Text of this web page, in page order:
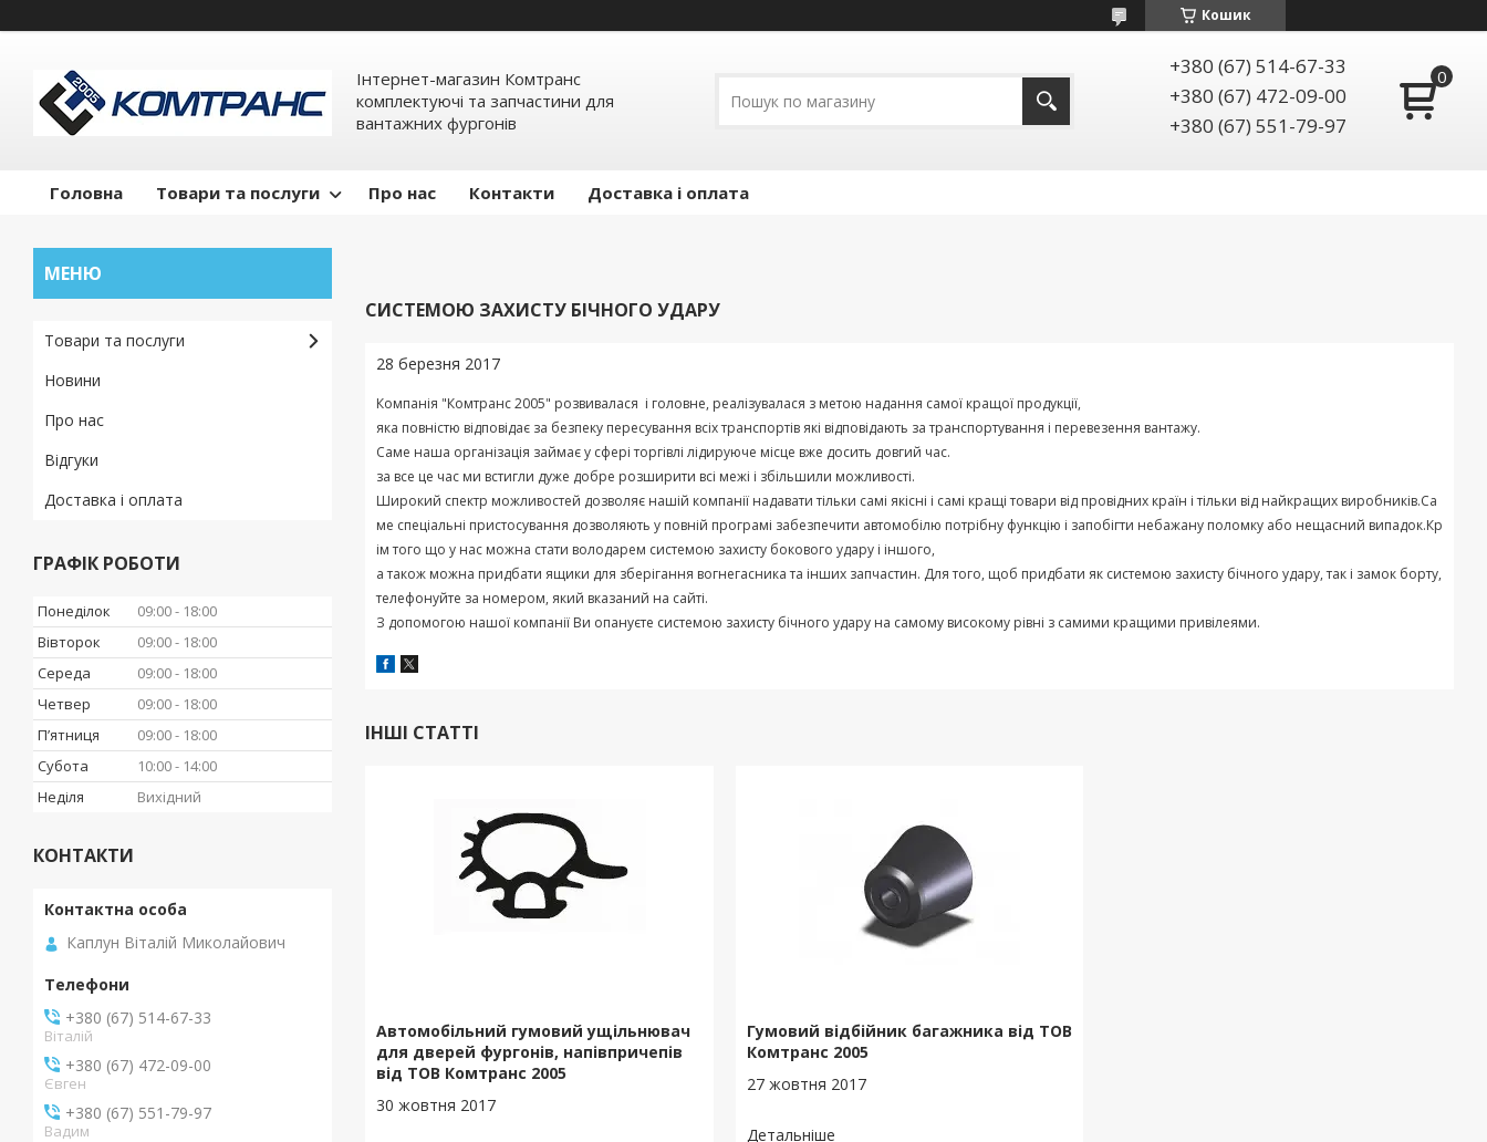
Кошик
Інтернет-магазин Комтранс
комплектуючі та запчастини для
вантажних фургонів
+380 (67) 514-67-33
+380 (67) 472-09-00
+380 (67) 551-79-97
Головна Товари та послуги Про нас Контакти Доставка і оплата
СИСТЕМОЮ ЗАХИСТУ БІЧНОГО УДАРУ
28 березня 2017
Компанія "Комтранс2005" розвивалася і головне, реалізувалася з метою надання самої кращої продукції,
яка повністю відповідає за безпеку пересування всіхтранспортівякі відповідають за транспортування і перевезення вантажу.
Саме наша організація займаєу сфері торгівлі лідируюче місце вже досить довгий час.
за все це час ми встигли дуже добре розширити всі межі і збільшили можливості.
Широкий спектр можливостей дозволяє нашій компанії надавати тільки самі якісні і самі кращі товари від провідних країн і тільки від найкращих виробників.Са
ме спеціальні пристосування дозволяють у повній програмі забезпечити автомобілю потрібну функцію і запобігти небажану поломку або нещасний випадок.Кр
ім того що у нас можна стати володарем системою захисту бокового удару і іншого,
а також можна придбати ящики для зберігання вогнегасника та інших запчастин. Для того, щоб придбати як системою захисту бічного удару,так і замок борту,
телефонуйте за номером, який вказаний на сайті.
З допомогою нашої компанії Ви опануєте системою захисту бічного удару на самому високому рівні з самими кращими привілеями.
ІНШІ СТАТТІ
Автомобільний гумовий ущільнювач
для дверей фургонів, напівпричепів
від ТОВ Комтранс 2005
30 жовтня 2017
Гумовий відбійник багажника від ТОВ
Комтранс 2005
27 жовтня 2017
Товари та послуги
Новини
Про нас
Відгуки
Доставка і оплата
ГРАФІК РОБОТИ
Понеділок 09:00
18:00
Вівторок
09:00
18:00
Середа
09:00
18:00
Четвер
09:00
18:00
Пʼятниця
09:00
18:00
Субота
10:00
14:00
Неділя
Вихідний
КОНТАКТИ
Каплун Віталій Миколайович
+380 (67) 514-67-33
Віталій
+380 (67) 472-09-00
Євген
+380 (67) 551-79-97
Вадим